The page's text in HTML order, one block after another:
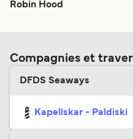
Robin Hood
Compagnies et
DFDS Seaways
Kapellskar - Paldiski